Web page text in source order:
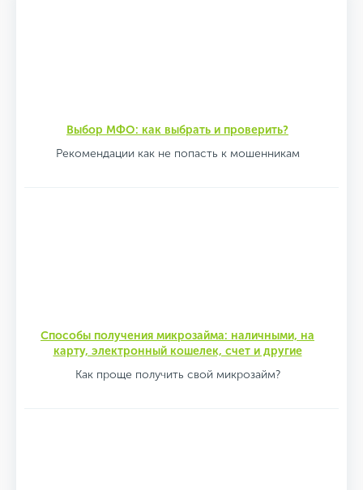
Выбор МФО: как выбрать и проверить?
Рекомендации как не попасть к мошенникам
Способы получения микрозайма: наличными, на
карту, электронный кошелек, счет и другие
Как проще получить свой микрозайм?